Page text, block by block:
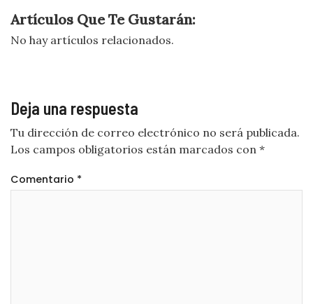
Artículos Que Te Gustarán:
No hay artículos relacionados.
Deja una respuesta
Tu dirección de correo electrónico no será publicada.
Los campos obligatorios están marcados con *
Comentario *